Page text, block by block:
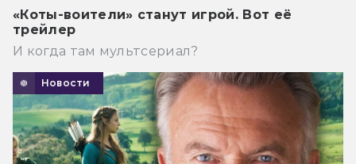
«Коты-воители» станут игрой. Вот её
трейлер
И когда там мультсериал?
Новости